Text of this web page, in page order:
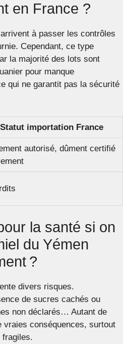
en France ?
à passer les contrôles
Cependant, ce type
la majorité des lots sont
pour manque
qui ne garantit pas la sécurité
Statut importation France
autorisé, dûment certifié
la santé si on
du Yémen
?
divers risques.
de sucres cachés ou
non déclarés… Autant de
vraies conséquences, surtout
fragiles.